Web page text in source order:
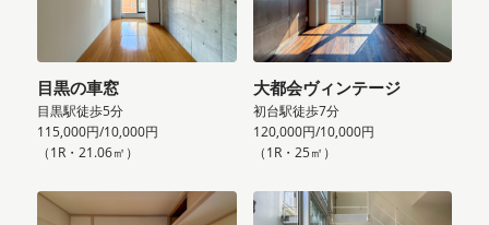
目黒の車窓
目黒駅徒歩5分
115,000円/10,000円
（1R・21.06㎡）
大都会ヴィンテージ
初台駅徒歩7分
120,000円/10,000円
（1R・25㎡）